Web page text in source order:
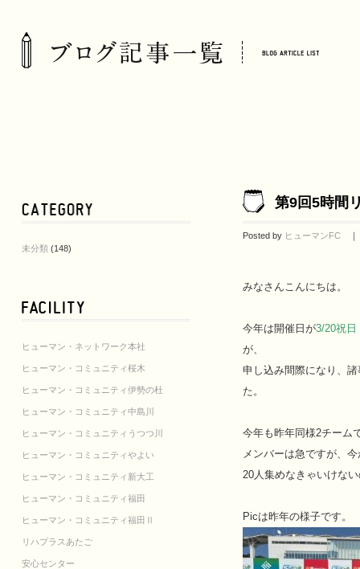
未分類 (148)
ヒューマン・ネットワーク本社
ヒューマン・コミュニティ桜木
ヒューマン・コミュニティ伊勢の杜
ヒューマン・コミュニティ中島川
ヒューマン・コミュニティうつつ川
ヒューマン・コミュニティやよい
ヒューマン・コミュニティ新大工
ヒューマン・コミュニティ福田
ヒューマン・コミュニティ福田Ⅱ
リハプラスあたご
安心センター
第9回5時間
Posted by ヒューマンFC ｜
みなさんこんにちは。
今年は開催日が3/20祝日
が、
申し込み間際になり、
た。
今年も昨年同様2チーム
メンバーは急ですが、
20人集めなきゃいけな
Picは昨年の様子です。